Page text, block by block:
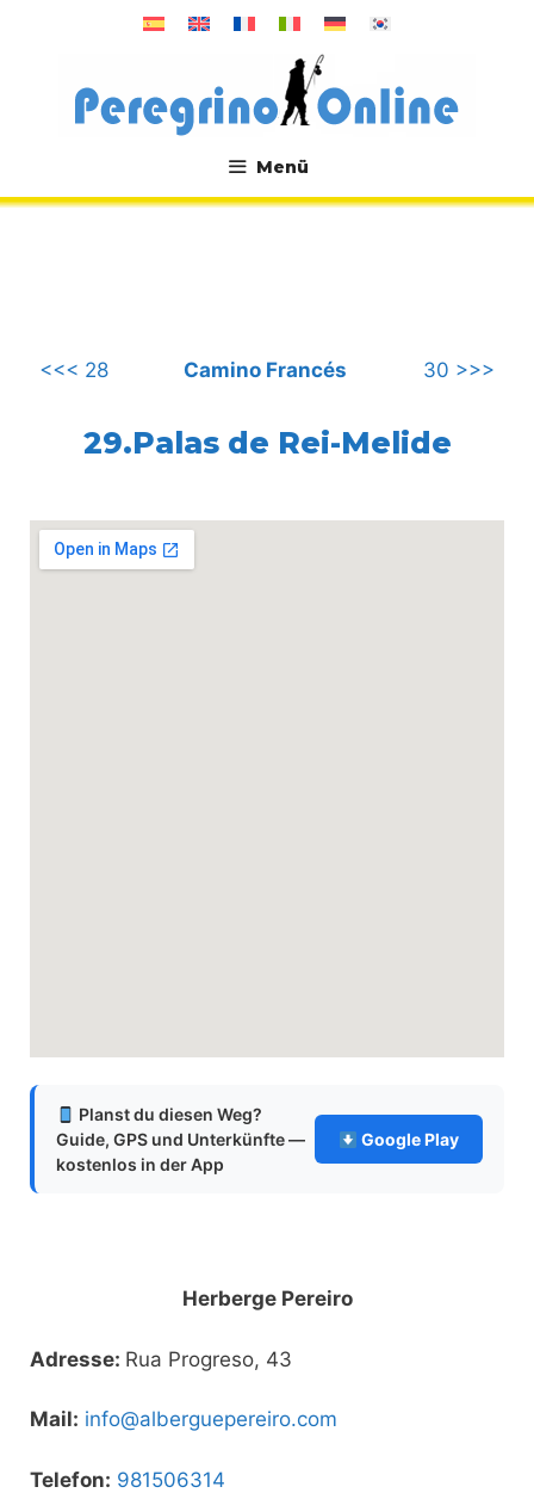
Menü
.
<<< 28 Camino Francés 30 >>>
29.Palas de Rei-Melide
Planst du diesen Weg?
Guide, GPS und Unterkünfte —
kostenlos in der App
Google Play
Herberge Pereiro
Adresse: Rua Progreso, 43
Mail: info@alberguepereiro.com
Telefon: 981506314